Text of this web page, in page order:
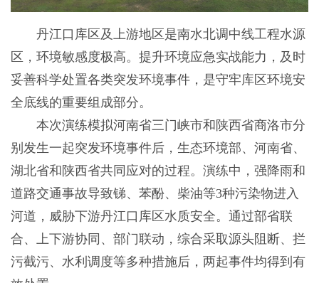
丹江口库区及上游地区是南水北调中线工程水源
区，环境敏感度极高。提升环境应急实战能力，及时
妥善科学处置各类突发环境事件，是守牢库区环境安
全底线的重要组成部分。
本次演练模拟河南省三门峡市和陕西省商洛市分
别发生一起突发环境事件后，生态环境部、河南省、
湖北省和陕西省共同应对的过程。演练中，强降雨和
道路交通事故导致锑、苯酚、柴油等3种污染物进入
河道，威胁下游丹江口库区水质安全。通过部省联
合、上下游协同、部门联动，综合采取源头阻断、拦
污截污、水利调度等多种措施后，两起事件均得到有